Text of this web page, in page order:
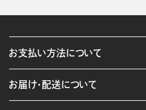
お支払い方法について
お届け・配送について